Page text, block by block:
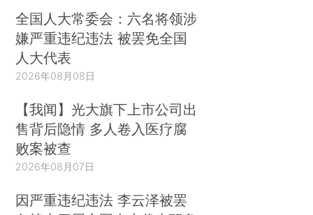
全国人大常委会：六名将领涉
嫌严重违纪违法 被罢免全国
人大代表
2026年08月08日
【我闻】光大旗下上市公司出
售背后隐情 多人卷入医疗腐
败案被查
2026年08月07日
因严重违纪违法 李云泽被罢